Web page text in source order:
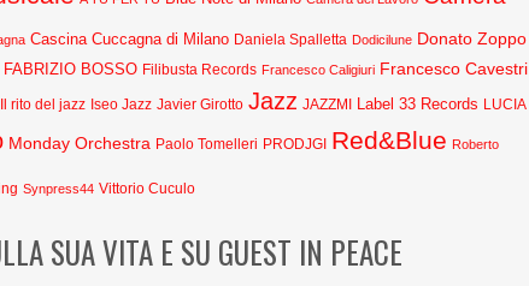
Cascina Cuccagna di Milano Daniela Spalletta Dodicilune Donato Zoppo
FABRIZIO BOSSO Filibusta Records Francesco Caligiuri Francesco Cavestri
Il rito del jazz Iseo Jazz Javier Girotto Jazz JAZZMI Label 33 Records LUCIA
Monday Orchestra Paolo Tomelleri PRODJGI Red&Blue Roberto
Synpress44 Vittorio Cuculo
SUA VITA E SU GUEST IN PEACE